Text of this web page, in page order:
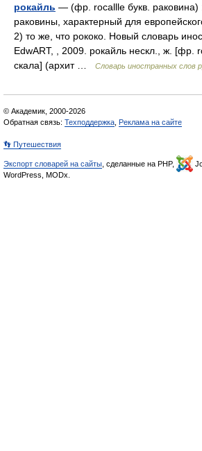
рокайль — (фр. rocallle букв. раковина)
раковины, характерный для
2) то же, что рококо. Новый словарь
EdwART, , 2009. рокайль нескл., ж. [фр.
скала] (архит …
Словарь иностранных слов
© Академик, 2000-2026
Обратная связь: Техподдержка Реклама на сайте
👣 Путешествия
Экспорт словарей на сайты , сделанные на PHP,
WordPress, MODx.